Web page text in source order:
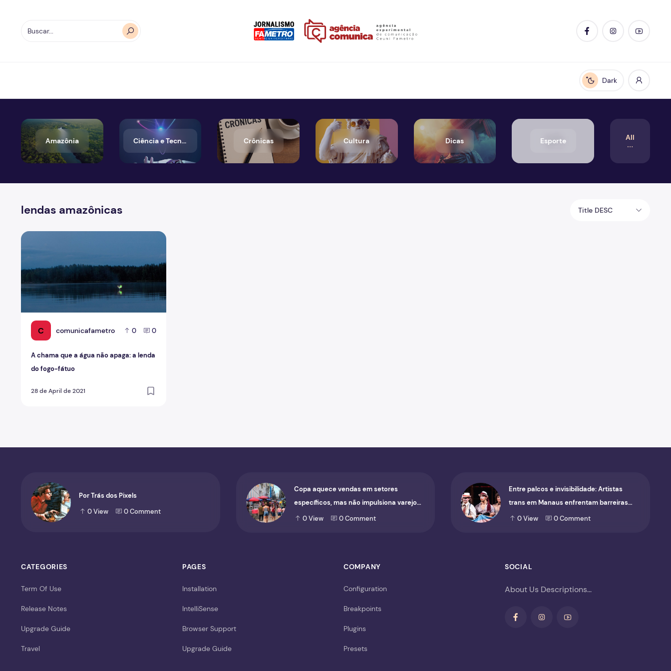
Enable dark mode
Dark
Amazônia Ciência e Tecnologia Crônicas Cultura Dicas Esporte All
lendas amazônicas Title DESC
C comunicafametro 0 0
A chama que a água não apaga: a lenda
do fogo-fátuo
28 de April de 2021
A chama que a água não apaga: a lenda do fogo-fátuo
Por Trás dos Pixels
0View 0Comment
Copa aquece vendas em setores
específicos, mas não impulsiona varejo
de forma geral
0View 0Comment
Entre palcos e invisibilidade: Artistas
trans em Manaus enfrentam barreiras
para ocupar o cenário cultural
0View 0Comment
CATEGORIES
Term Of Use
Release Notes
Upgrade Guide
Travel
PAGES
Installation
IntelliSense
Browser Support
Upgrade Guide
COMPANY
Configuration
Breakpoints
Plugins
Presets
SOCIAL
About Us Descriptions...